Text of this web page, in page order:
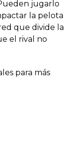
jugarlo
la pelota
que divide la
el rival no
para más